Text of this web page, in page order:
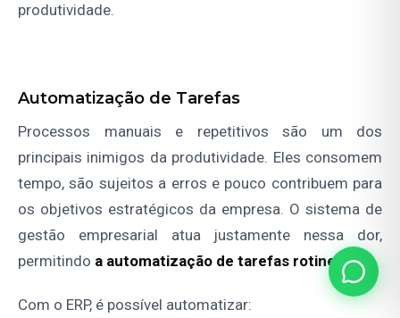
produtividade.
Automatização de Tarefas
Processos manuais e repetitivos são um dos
principais inimigos da produtividade. Eles consomem
tempo, são sujeitos a erros e pouco contribuem para
os objetivos estratégicos da empresa. O sistema de
gestão empresarial atua justamente nessa dor,
permitindo a automatização de tarefas rotineiras.
Com o ERP, é possível automatizar: